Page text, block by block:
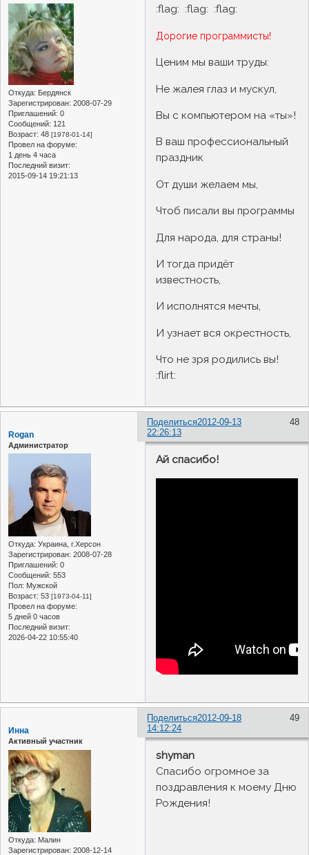
Откуда: Бердянск
Зарегистрирован: 2008-07-29
Приглашений: 0
Сообщений: 121
Возраст: 48 [1978-01-14]
Провел на форуме:
1 день 4 часа
Последний визит:
2015-09-14 19:21:13
:flag: :flag: :flag:
Дорогие программисты!
Ценим мы ваши труды:
Не жалея глаз и мускул,
Вы с компьютером на «ты»!
В ваш профессиональный
праздник
От души желаем мы,
Чтоб писали вы программы
Для народа, для страны!
И тогда придёт
известность,
И исполнятся мечты,
И узнает вся окрестность,
Что не зря родились вы!
:flirt:
Поделиться 48
2012-09-13
22:26:13
Rogan
Администратор
Откуда: Украина, г.Херсон
Зарегистрирован: 2008-07-28
Приглашений: 0
Сообщений: 553
Пол: Мужской
Возраст: 53 [1973-04-11]
Провел на форуме:
5 дней 0 часов
Последний визит:
2026-04-22 10:55:40
Ай спасибо!
Поделиться 49
2012-09-18
14:12:24
Инна
Активный участник
Откуда: Малин
Зарегистрирован: 2008-12-14
shyman
Спасибо огромное за
поздравления к моему Дню
Рождения!